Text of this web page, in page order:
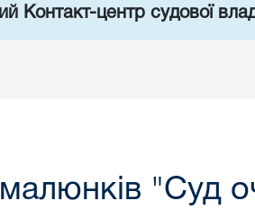
Контакт-центр судової
"Суд